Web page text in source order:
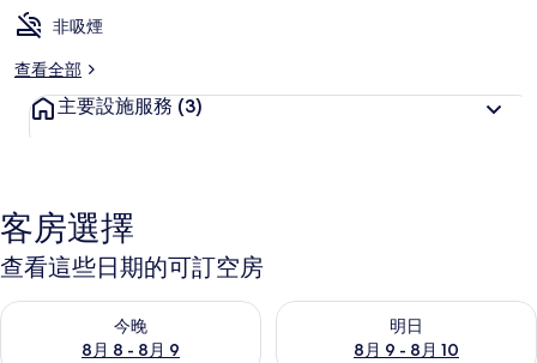
非吸煙
查看全部
主要設施服務 (3)
客房選擇
查看這些日期的可訂空房
今晚
8月 8 - 8月 9
查看今晚 8月 8 - 8月 9的可訂空房
明日
8月 9 - 8月 10
查看明日 8月 9 - 8月 10的可訂